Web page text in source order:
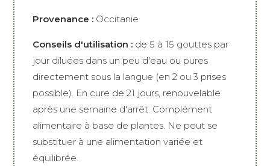
Provenance : Occitanie
Conseils d'utilisation : de 5 à 15 gouttes par
jour diluées dans un peu d'eau ou pures
directement sous la langue (en 2 ou 3 prises
possible). En cure de 21 jours, renouvelable
après une semaine d'arrêt. Complément
alimentaire à base de plantes. Ne peut se
substituer à une alimentation variée et
équilibrée.